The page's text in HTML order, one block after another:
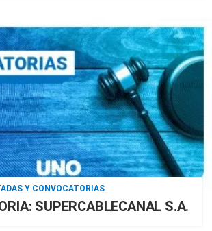
Y CONVOCATORIAS
SUPERCABLECANAL S.A.